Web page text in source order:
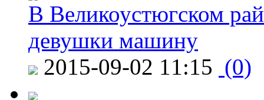
В Великоустюгском
девушки машину
2015-09-02 11:15 (0)